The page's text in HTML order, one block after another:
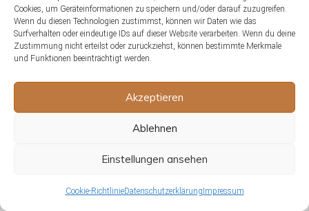
Cookies, um Geräteinformationen zu speichern und/oder darauf zuzugreifen.
Wenn du diesen Technologien zustimmst, können wir Daten wie das
Surfverhalten oder eindeutige IDs auf dieser Website verarbeiten. Wenn du deine
Zustimmung nicht erteilst oder zurückziehst, können bestimmte Merkmale
und Funktionen beeinträchtigt werden.
Akzeptieren
Ablehnen
Einstellungen ansehen
Cookie-RichtlinieDatenschutzerklärung Impressum
Was solltest du tun, wenn eine
Schnecke nicht aus der Kältestarre
erwacht?
Wenn eine Schnecke nicht aus der
Kältestarre erwacht, kann es sein, dass sie
noch nicht bereit ist, aufzuwachen. Es ist
lassen und nicht zu stören. Sollte sie jedoch